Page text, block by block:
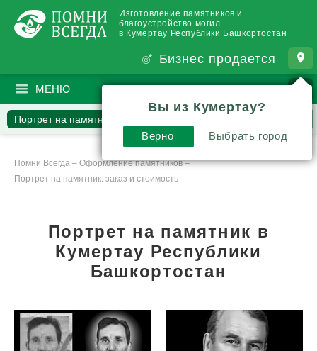
Изготовление памятников и
благоустройство могил
в Кумертау Республики Башкортостан
Бизнес продается
МЕНЮ ПОИСК
Портрет на памятнике
Помни Всегда –Оформление памятников–
Портрет на памятник: заказ и стоимость
Портрет на памятник в
Кумертау Республики
Башкортостан
Вы из Кумертау?
Верно Выбрать город